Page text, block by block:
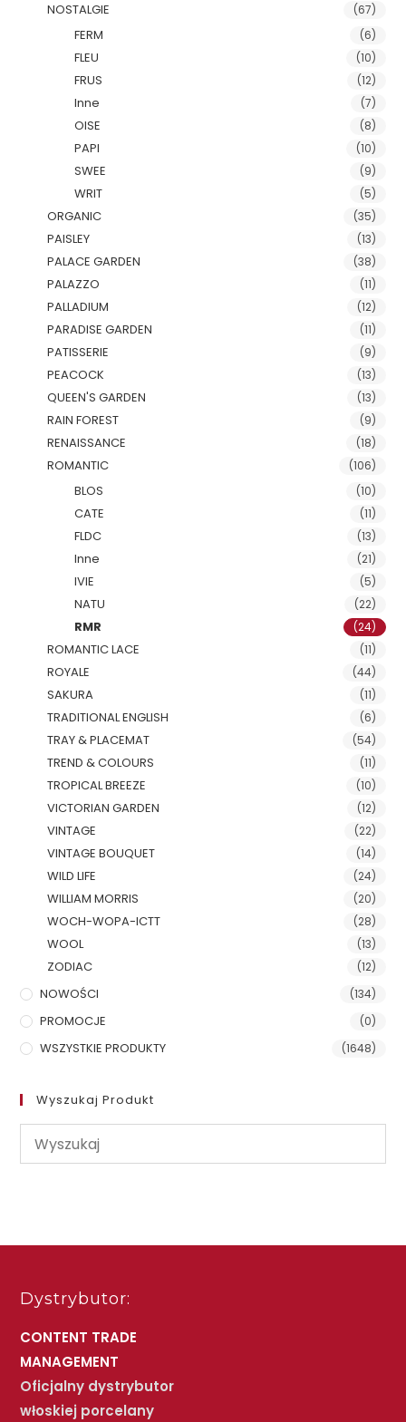
NOSTALGIE (67)
FERM (6)
FLEU (10)
FRUS (12)
Inne (7)
OISE (8)
PAPI (10)
SWEE (9)
WRIT (5)
ORGANIC (35)
PAISLEY (13)
PALACE GARDEN (38)
PALAZZO (11)
PALLADIUM (12)
PARADISE GARDEN (11)
PATISSERIE (9)
PEACOCK (13)
QUEEN'S GARDEN (13)
RAIN FOREST (9)
RENAISSANCE (18)
ROMANTIC (106)
BLOS (10)
CATE (11)
FLDC (13)
Inne (21)
IVIE (5)
NATU (22)
RMR (24)
ROMANTIC LACE (11)
ROYALE (44)
SAKURA (11)
TRADITIONAL ENGLISH (6)
TRAY & PLACEMAT (54)
TREND & COLOURS (11)
TROPICAL BREEZE (10)
VICTORIAN GARDEN (12)
VINTAGE (22)
VINTAGE BOUQUET (14)
WILD LIFE (24)
WILLIAM MORRIS (20)
WOCH-WOPA-ICTT (28)
WOOL (13)
ZODIAC (12)
NOWOŚCI (134)
PROMOCJE (0)
WSZYSTKIE PRODUKTY (1648)
Wyszukaj Produkt
Dystrybutor:
CONTENT TRADE
MANAGEMENT
Oficjalny dystrybutor
włoskiej porcelany